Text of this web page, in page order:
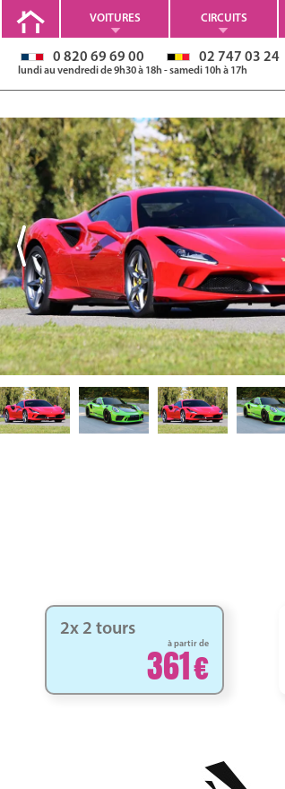
VOITURES CIRCUITS
0 820 69 69 00 02 747 03 24
lundi au vendredi de 9h30 à 18h - samedi 10h à 17h
2x 2 tours
à partir de
361